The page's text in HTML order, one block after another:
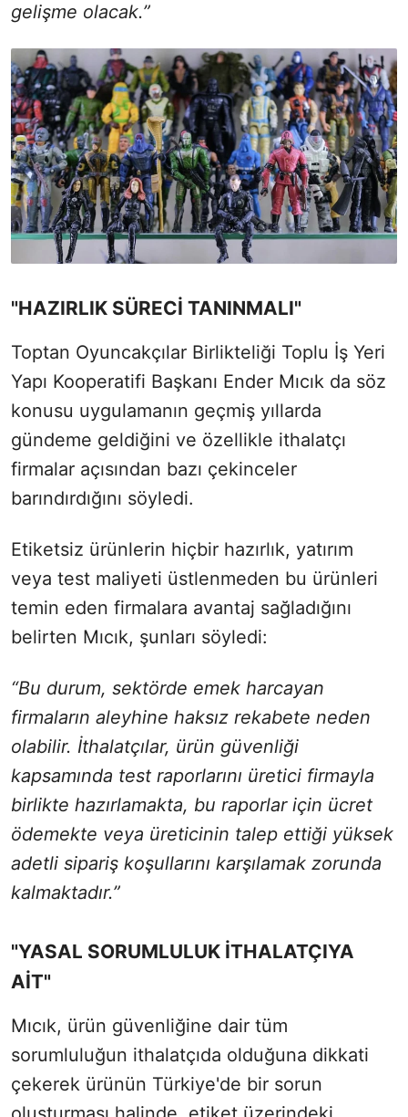
gelişme olacak.”
"HAZIRLIK SÜRECİ TANINMALI"
Toptan Oyuncakçılar Birlikteliği Toplu İş Yeri
Yapı Kooperatifi Başkanı Ender Mıcık da söz
konusu uygulamanın geçmiş yıllarda
gündeme geldiğini ve özellikle ithalatçı
firmalar açısından bazı çekinceler
barındırdığını söyledi.
Etiketsiz ürünlerin hiçbir hazırlık, yatırım
veya test maliyeti üstlenmeden bu ürünleri
temin eden firmalara avantaj sağladığını
belirten Mıcık, şunları söyledi:
“Bu durum, sektörde emek harcayan
firmaların aleyhine haksız rekabete neden
olabilir. İthalatçılar, ürün güvenliği
kapsamında test raporlarını üretici firmayla
birlikte hazırlamakta, bu raporlar için ücret
ödemekte veya üreticinin talep ettiği yüksek
adetli sipariş koşullarını karşılamak zorunda
kalmaktadır.”
"YASAL SORUMLULUK İTHALATÇIYA
AİT"
Mıcık, ürün güvenliğine dair tüm
sorumluluğun ithalatçıda olduğuna dikkati
çekerek ürünün Türkiye'de bir sorun